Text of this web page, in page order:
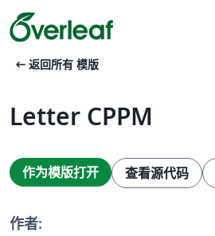
arrow_left_alt 返回所有 模版
Letter CPPM
作为模版打开 查看源代码
作者: